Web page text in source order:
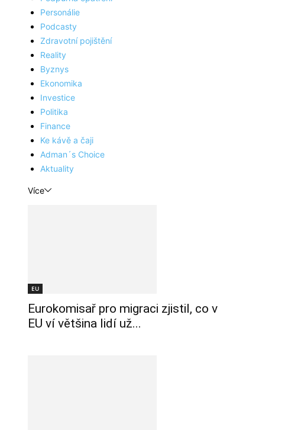
Personálie
Podcasty
Zdravotní pojištění
Reality
Byznys
Ekonomika
Investice
Politika
Finance
Ke kávě a čaji
Adman´s Choice
Aktuality
Více
EU
Eurokomisař pro migraci zjistil, co v
EU ví většina lidí už...